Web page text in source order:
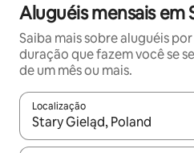
Aluguéis mensais em
Saiba mais sobre aluguéis
duração que fazem você se
de um mês ou mais.
Localização
Quando os resultados